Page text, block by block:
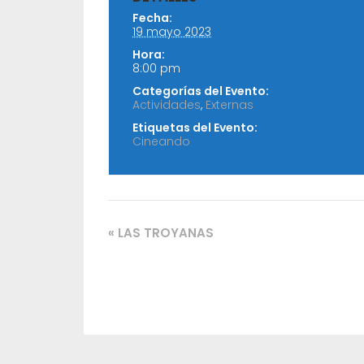
Fecha:
19 mayo 2023
Hora:
8:00 pm
Categorías del Evento:
Actividades, Externas
Etiquetas del Evento:
Cineando
« LAS TROYANAS